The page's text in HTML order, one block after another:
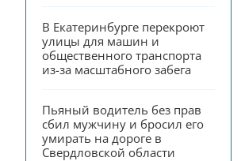
В Екатеринбурге перекроют
улицы для машин и
общественного транспорта
из-за масштабного забега
Пьяный водитель без прав
сбил мужчину и бросил его
умирать на дороге в
Свердловской области